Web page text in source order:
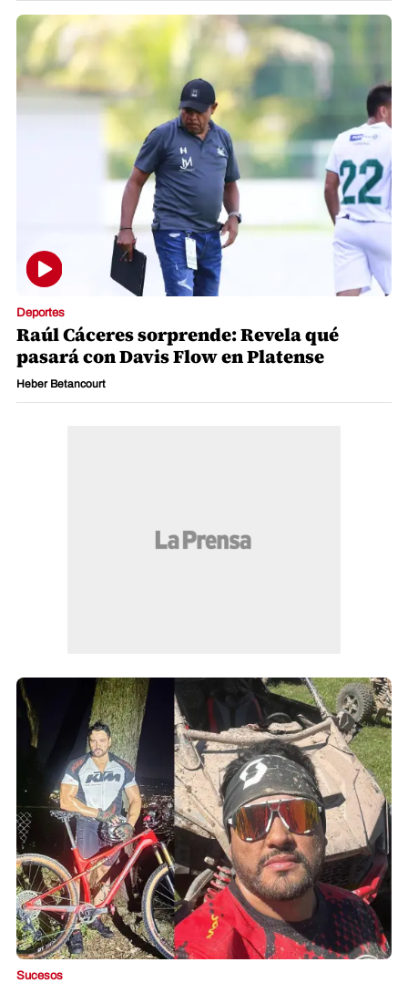
Deportes
Raúl Cáceres sorprende: Revela qué
pasará con Davis Flow en Platense
Heber Betancourt
Sucesos